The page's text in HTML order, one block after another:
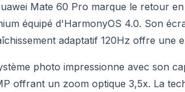
Mate 60 Pro marque le retour
équipé d'HarmonyOS 4.0. Son
adaptatif 120Hz offre une
photo impressionne avec son
offrant un zoom optique 3,5x. La